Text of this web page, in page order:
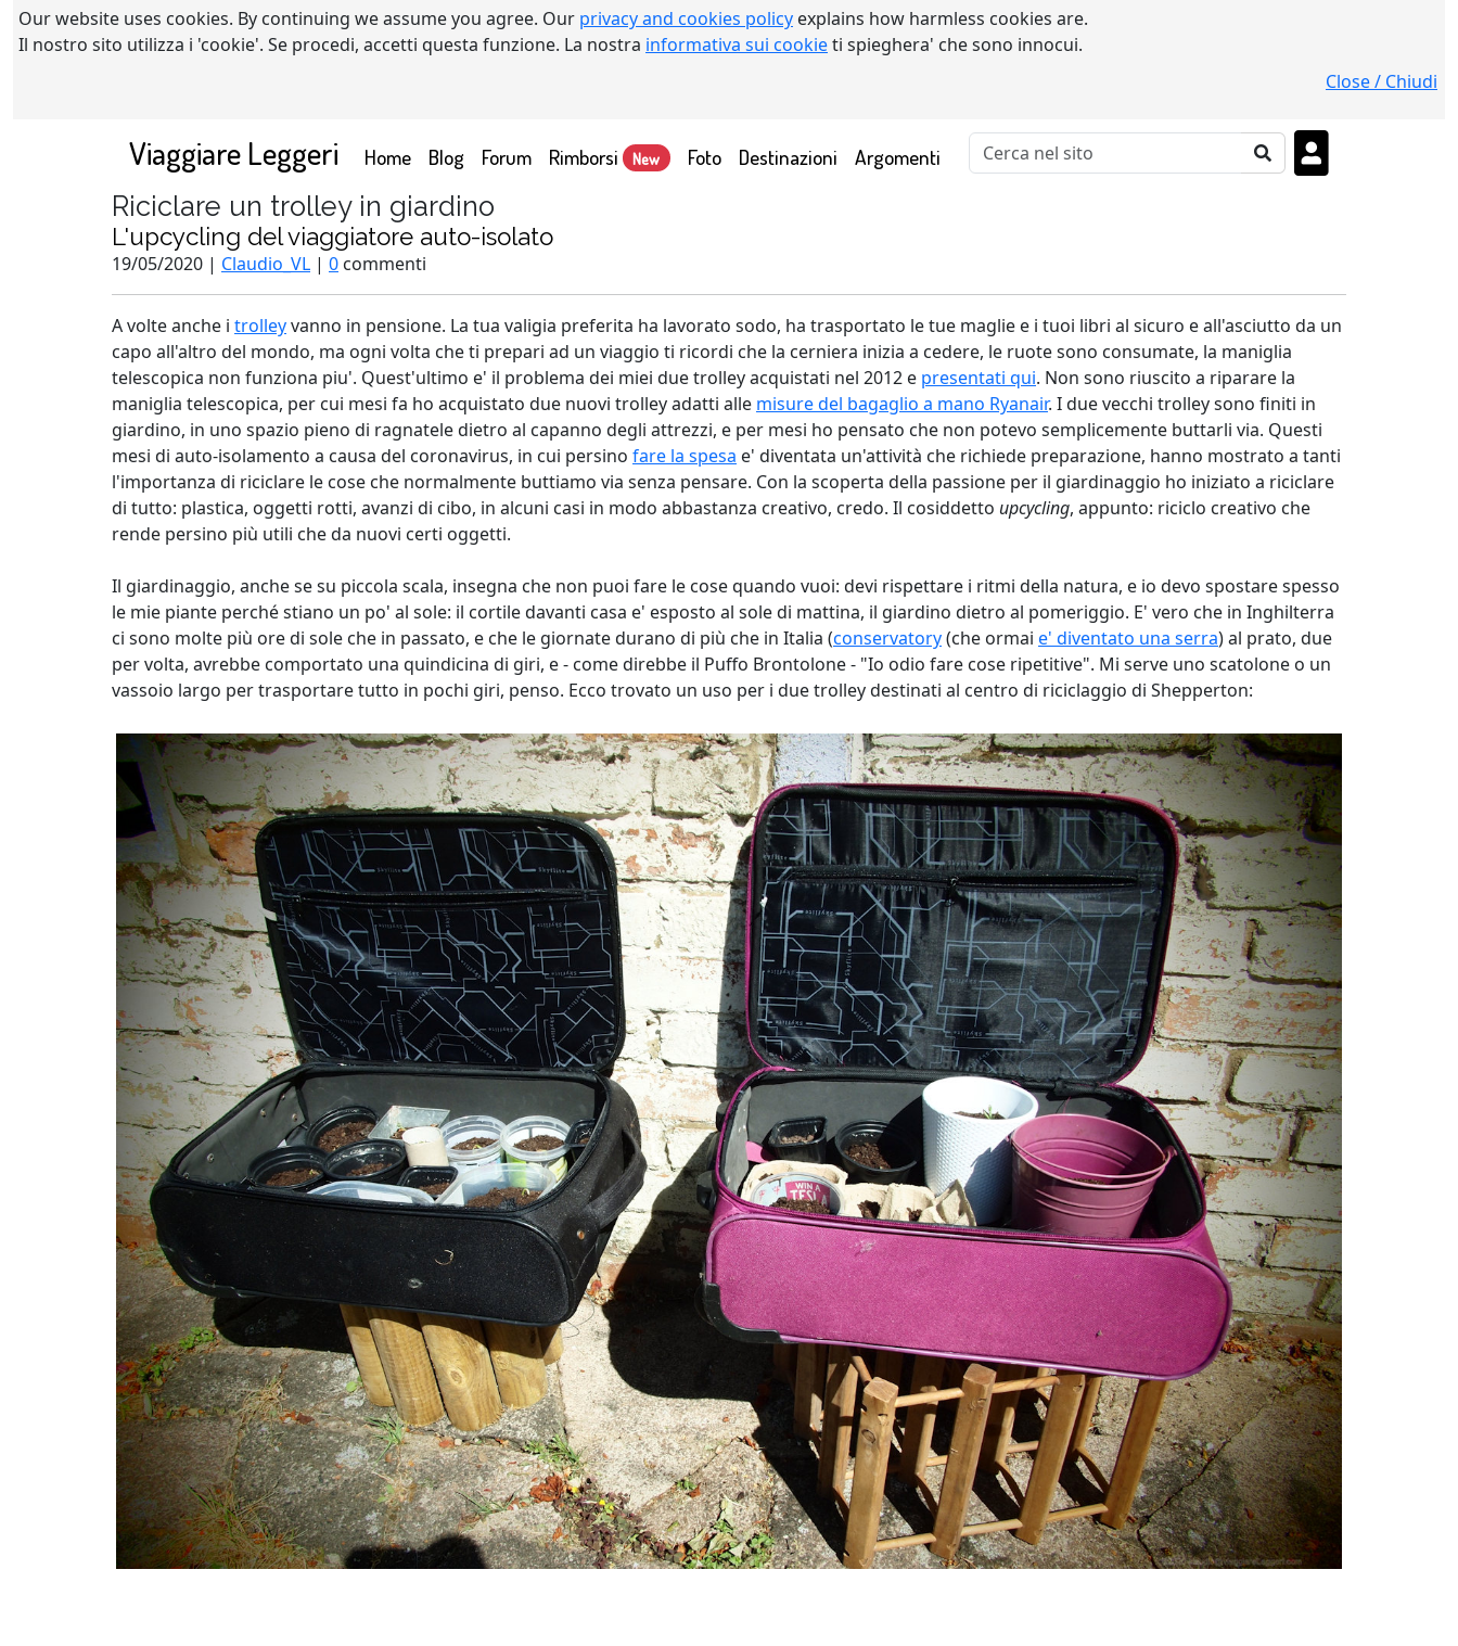
Our website uses cookies. By continuing we assume you agree. Our privacy and cookies policy explains how harmless cookies are.
Il nostro sito utilizza i 'cookie'. Se procedi, accetti questa funzione. La nostra informativa sui cookieti spieghera' che sono innocui.
Close / Chiudi
Viaggiare Leggeri Home(current)
Blog Forum Rimborsi New Foto Destinazioni Argomenti
Riciclare un trolley in giardino
L'upcycling del viaggiatore auto-isolato
19/05/2020 | Claudio_VL | 0 commenti
A volte anche i trolleyvanno in pensione. La tua valigia preferita ha lavorato sodo, ha trasportato le tue maglie e i tuoi libri al sicuro e all'asciutto da un
capo all'altro del mondo, ma ogni volta che ti prepari ad un viaggio ti ricordi che la cerniera inizia a cedere, le ruote sono consumate, la maniglia
telescopica non funziona piu'. Quest'ultimo e' il problema dei miei due trolley acquistati nel 2012 e presentati qui. Non sono riuscito a riparare la
maniglia telescopica, per cui mesi fa ho acquistato due nuovi trolley adatti alle misure del bagaglio a mano Ryanair. I due vecchi trolley sono finiti in
giardino, in uno spazio pieno di ragnatele dietro al capanno degli attrezzi, e per mesi ho pensato che non potevo semplicemente buttarli via. Questi
mesi di auto-isolamento a causa del coronavirus, in cui persino fare la spesa e' diventata un'attività che richiede preparazione, hanno mostrato a tanti
l'importanza di riciclare le cose che normalmente buttiamo via senza pensare. Con la scoperta della passione per il giardinaggio ho iniziato a riciclare
di tutto: plastica, oggetti rotti, avanzi di cibo, in alcuni casi in modo abbastanza creativo, credo. Il cosiddetto upcycling, appunto: riciclo creativo che
rende persino più utili che da nuovi certi oggetti.
Il giardinaggio, anche se su piccola scala, insegna che non puoi fare le cose quando vuoi: devi rispettare i ritmi della natura, e io devo spostare spesso
le mie piante perché stiano un po' al sole: il cortile davanti casa e' esposto al sole di mattina, il giardino dietro al pomeriggio. E' vero che in Inghilterra
ci sono molte più ore di sole che in passato, e che le giornate durano di più che in Italia (conservatory(che ormai e' diventato una serra) al prato, due
per volta, avrebbe comportato una quindicina di giri, e - come direbbe il Puffo Brontolone - "Io odio fare cose ripetitive". Mi serve uno scatolone o un
vassoio largo per trasportare tutto in pochi giri, penso. Ecco trovato un uso per i due trolley destinati al centro di riciclaggio di Shepperton: